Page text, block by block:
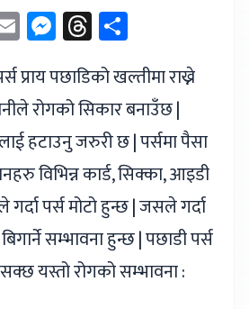
EmailMessenger
Threads
प्राय पछाडिको खल्तीमा राख्ने
रोगको सिकार बनाउँछ |
हटाउनु जरुरी छ | पर्समा पैसा
विभिन्न कार्ड, सिक्का, आइडी
गर्दा पर्स मोटो हुन्छ | जसले गर्दा
सम्भावना हुन्छ | पछाडी पर्स
यस्तो रोगको सम्भावना :